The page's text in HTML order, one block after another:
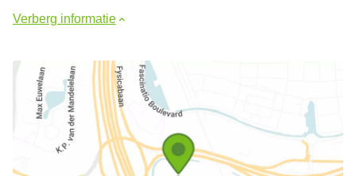
Verberg informatie